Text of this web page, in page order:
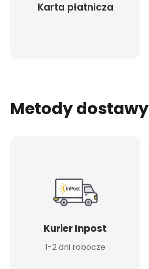
Karta płatnicza
Metody dostawy
Kurier Inpost
1-2 dni robocze